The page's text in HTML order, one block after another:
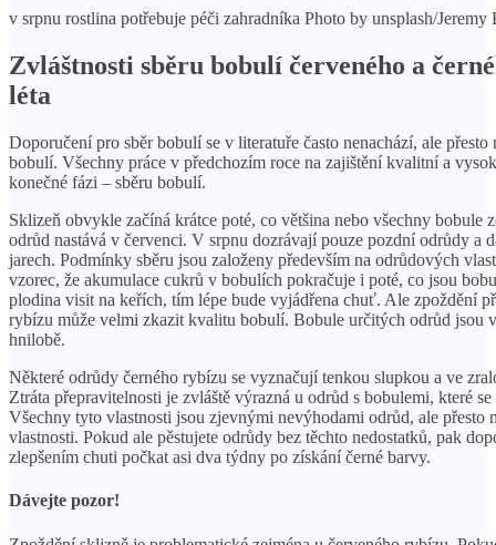
v srpnu rostlina potřebuje péči zahradníka Photo by unsplash/Jeremy
Zvláštnosti sběru bobulí červeného a
léta
Doporučení pro sběr bobulí se v literatuře často nenachází, ale
bobulí. Všechny práce v předchozím roce na zajištění kvalitní a
konečné fázi – sběru bobulí.
Sklizeň obvykle začíná krátce poté, co většina nebo všechny bobule
odrůd nastává v červenci. V srpnu dozrávají pouze pozdní odrůdy a
jarech. Podmínky sběru jsou založeny především na odrůdových
vzorec, že ​​akumulace cukrů v bobulích pokračuje i poté, co jsou
plodina visit na keřích, tím lépe bude vyjádřena chuť. Ale zpoždění
rybízu může velmi zkazit kvalitu bobulí. Bobule určitých odrůd jsou
hnilobě.
Některé odrůdy černého rybízu se vyznačují tenkou slupkou a ve
Ztráta přepravitelnosti je zvláště výrazná u odrůd s bobulemi, které
Všechny tyto vlastnosti jsou zjevnými nevýhodami odrůd, ale přesto
vlastnosti. Pokud ale pěstujete odrůdy bez těchto nedostatků, pak
zlepšením chuti počkat asi dva týdny po získání černé barvy.
Dávejte pozor!